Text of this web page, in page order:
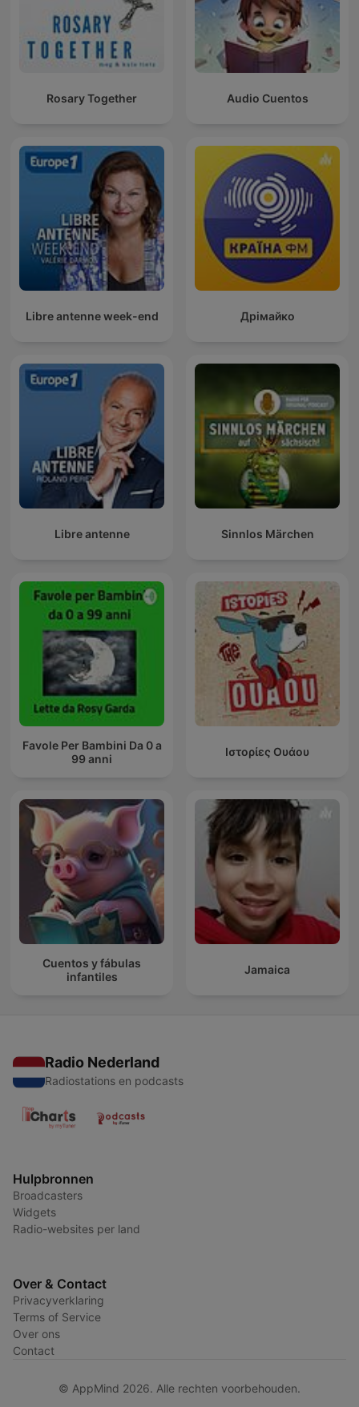
Rosary Together Audio Cuentos
Libre antenne week-end Дрімайко
Libre antenne Sinnlos Märchen
Favole Per Bambini Da 0 a
99 anni
Ιστορίες Ουάου
Cuentos y fábulas
infantiles
Jamaica
Radio Nederland
Radiostations en podcasts
Hulpbronnen
Broadcasters
Widgets
Radio-websites per land
Over & Contact
Privacyverklaring
Terms of Service
Over ons
Contact
© AppMind 2026. Alle rechten voorbehouden.